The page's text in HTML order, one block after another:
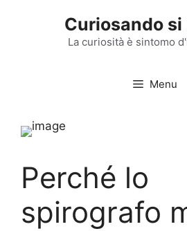
Curiosando si
La curiosità è sintomo
Menu
Perché lo
spirografo